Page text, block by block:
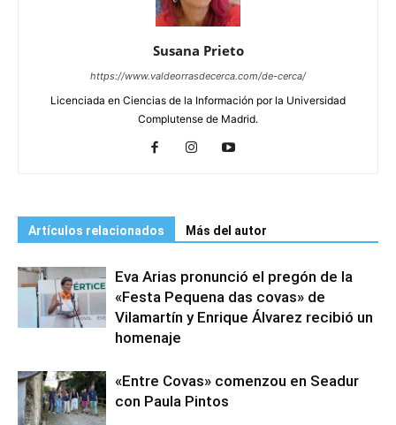
Susana Prieto
https://www.valdeorrasdecerca.com/de-cerca/
Licenciada en Ciencias de la Información por la Universidad
Complutense de Madrid.
Artículos relacionados Más del autor
Eva Arias pronunció el pregón de la
«Festa Pequena das covas» de
Vilamartín y Enrique Álvarez recibió un
homenaje
«Entre Covas» comenzou en Seadur
con Paula Pintos